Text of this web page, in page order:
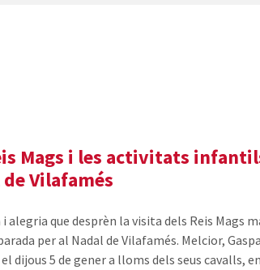
Mags i les activitats
de Vilafamés
i alegria que desprèn la visita dels Reis Mags
per al Nadal de Vilafamés. Melcior,
dijous 5 de gener a lloms dels seus cavalls,